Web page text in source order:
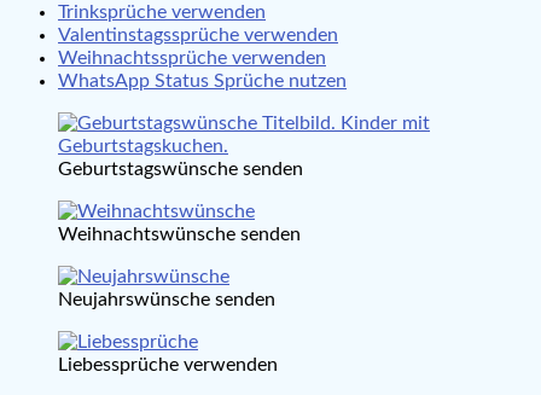
Trinksprüche verwenden
Valentinstagssprüche verwenden
Weihnachtssprüche verwenden
WhatsApp Status Sprüche nutzen
Geburtstagswünsche senden
Weihnachtswünsche senden
Neujahrswünsche senden
Liebessprüche verwenden